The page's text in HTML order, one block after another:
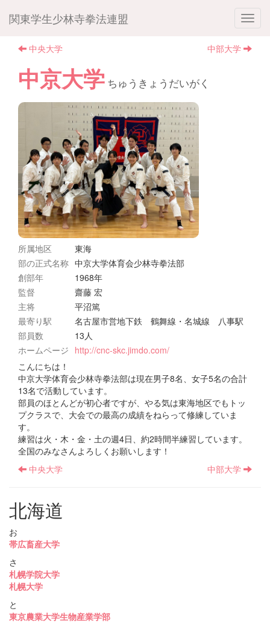
関東学生少林寺拳法連盟
中央大学 中部大学
中京大学 ちゅうきょうだいがく
所属地区
東海
部の正式名称 中京大学体育会少林寺拳法部
創部年
1968年
監督
齋藤 宏
主将
平沼篤
最寄り駅
名古屋市営地下鉄 鶴舞線・名城線 八事駅
部員数
13人
ホームページ http://cnc-skc.jimdo.com/
こんにちは！
中京大学体育会少林寺拳法部は現在男子8名、女子5名の合計
13名で活動しています。
部員のほとんどが初心者ですが、やる気は東海地区でもトッ
プクラスで、大会での最高の成績をねらって修練していま
す。
練習は火・木・金・土の週4日、約2時間半練習しています。
全国のみなさんよろしくお願いします！
中央大学
中部大学
北海道
お
帯広畜産大学
さ
札幌学院大学
札幌大学
と
東京農業大学生物産業学部